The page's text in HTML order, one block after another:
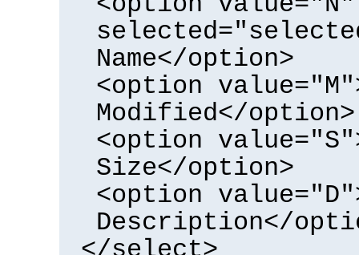
Name</option>
<option
Modified</option>
<option
Size</option>
<option
Description</